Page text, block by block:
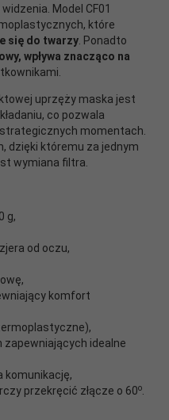
Model CF01
które
się do twarzy . Ponadto
wpływa znacząco na
uprzęży maska jest
co pozwala
momentach.
dzięki któremu za jednym
wymiana filtra.
g,
od oczu,
komfort
idealne
komunikację,
przekręcić złącze o 60o